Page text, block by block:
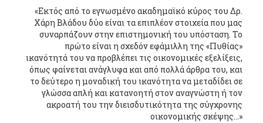
«Εκτός από το εγνωσμένο ακαδημαϊκό κύρος του Δρ.
Χάρη Βλάδου δύο είναι τα επιπλέον στοιχεία που μας
συναρπάζουν στην επιστημονική του υπόσταση. Το
πρώτο είναι η σχεδόν εφάμιλλη της «Πυθίας»
ικανότητά του να προβλέπει τις οικονομικές εξελίξεις,
όπως φαίνεται ανάγλυφα και από πολλά άρθρα του, και
το δεύτερο η μοναδική του ικανότητα να μεταδίδει σε
γλώσσα απλή και κατανοητή στον αναγνώστη ή τον
ακροατή του την διεισδυτικότητα της σύγχρονης
οικονομικής σκέψης…»